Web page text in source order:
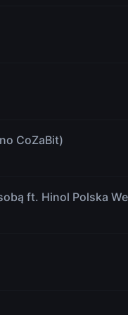
CoZaBit)
ft. Hinol Polska